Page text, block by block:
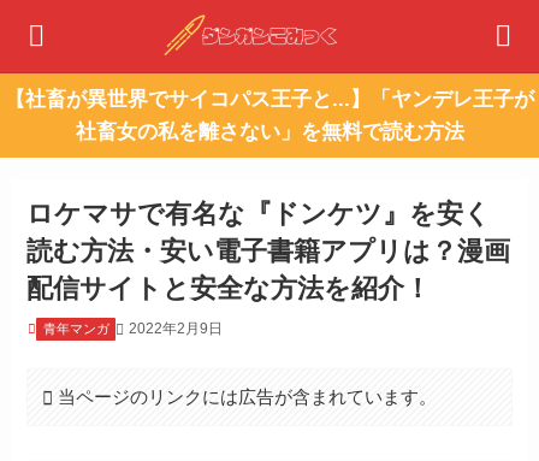
【社畜が異世界でサイコパス王子と...】「ヤンデレ王子が
社畜女の私を離さない」を無料で読む方法
ロケマサで有名な『ドンケツ』を安く
読む方法・安い電子書籍アプリは？漫画
配信サイトと安全な方法を紹介！
青年マンガ 2022年2月9日
当ページのリンクには広告が含まれています。